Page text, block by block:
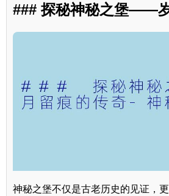
### 探秘神秘之堡——
神秘之堡不仅是古老历史的见证，